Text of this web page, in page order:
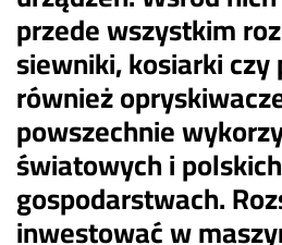
przede wszystkim
siewniki, kosiarki czy
również
powszechnie
światowych i polskich
gospodarstwach.
inwestować w